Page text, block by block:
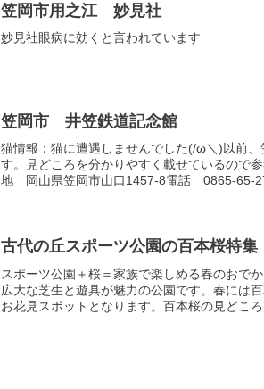
笠岡市用之江 妙見社
妙見社眼病に効くと言われています
笠岡市 井笠鉄道記念館
猫情報：猫に遭遇しませんでした(/ω＼)以前
す。見どころを分かりやすく載せているので
地 岡山県笠岡市山口1457-8電話 0865-65-
古代の丘スポーツ公園の百本桜特集
スポーツ公園＋桜＝家族で楽しめる春のおで
広大な芝生と遊具が魅力の公園です。春には
お花見スポットとなります。百本桜の見どこ